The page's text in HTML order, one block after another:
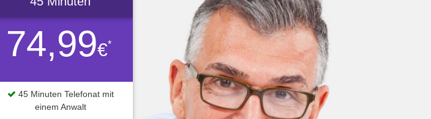
74,99€*
45 Minuten Telefonat mit
einem Anwalt